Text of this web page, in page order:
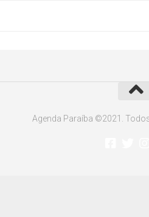
Agenda Paraíba ©2021.